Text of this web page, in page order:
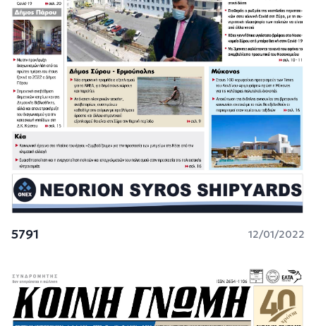
5791 12/01/2022